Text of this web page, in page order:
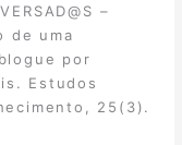
–
de uma
por
Estudos
25(3).